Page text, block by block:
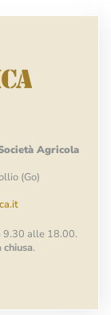
Agricola
(Go)
9.30 alle 18.00.
.